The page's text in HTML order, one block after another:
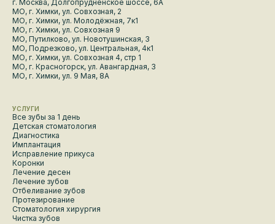
г. Москва, Долгопрудненское шоссе, 6А
МО, г. Химки, ул. Совхозная, 2
МО, г. Химки, ул. Молодёжная, 7к1
МО, г. Химки, ул. Совхозная 9
МО, Путилково, ул. Новотушинская, 3
МО, Подрезково, ул. Центральная, 4к1
МО, г. Химки, ул. Совхозная 4, стр 1
МО, г. Красногорск, ул. Авангардная, 3
МО, г. Химки, ул. 9 Мая, 8А
УСЛУГИ
Все зубы за 1 день
Детская стоматология
Диагностика
Имплантация
Исправление прикуса
Коронки
Лечение десен
Лечение зубов
Отбеливание зубов
Протезирование
Стоматология хирургия
Чистка зубов